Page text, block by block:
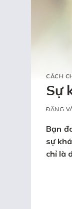
CÁCH
Sự
ĐĂNG
Bạn
sự
chỉ là